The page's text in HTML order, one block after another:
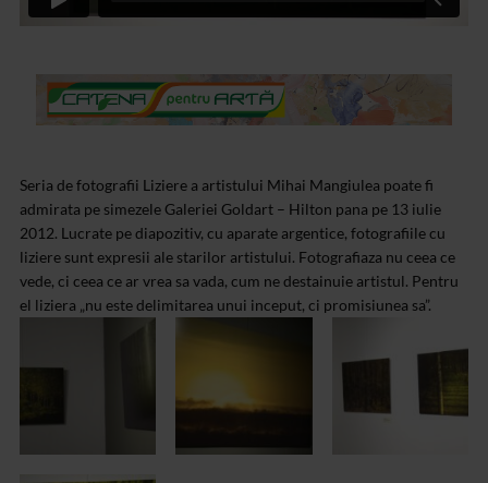
Seria de fotografii Liziere a artistului Mihai Mangiulea poate fi
admirata pe simezele Galeriei Goldart – Hilton pana pe 13 iulie
2012. Lucrate pe diapozitiv, cu aparate argentice, fotografiile cu
liziere sunt expresii ale starilor artistului. Fotografiaza nu ceea ce
vede, ci ceea ce ar vrea sa vada, cum ne destainuie artistul. Pentru
el liziera „nu este delimitarea unui inceput, ci promisiunea sa”.